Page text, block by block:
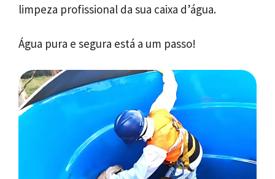
limpeza profissional da sua caixa d’água.
Água pura e segura está a um passo!